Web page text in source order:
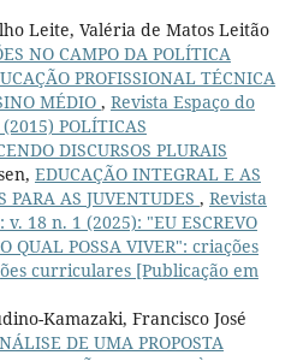
Leite, Valéria de Matos Leitão
NO CAMPO DA POLÍTICA
PROFISSIONAL TÉCNICA
MÉDIO , Revista Espaço do
POLÍTICAS
DISCURSOS PLURAIS
EDUCAÇÃO INTEGRAL E AS
AS JUVENTUDES , Revista
18 n. 1 (2025): "EU ESCREVO
QUAL POSSA VIVER": criações
curriculares [Publicação em
Kamazaki, Francisco José
DE UMA PROPOSTA